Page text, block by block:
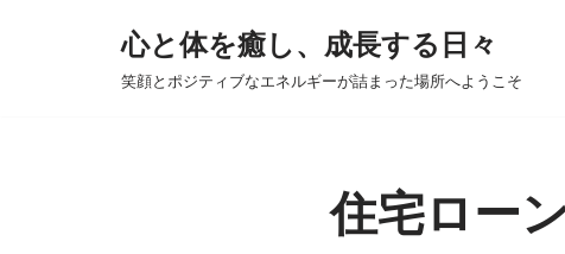
心と体を癒し、成長する日々
笑顔とポジティブなエネルギーが詰まった場所へようこそ
住宅ロー